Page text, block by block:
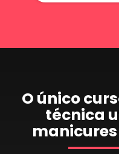
O único
técnica